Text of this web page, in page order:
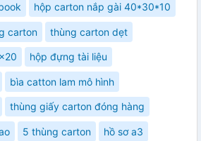
hộp carton nắp gài 40*30*10
carton thùng carton dẹt
hộp đựng tài liệu
bìa catton lam mô hình
thùng giấy carton đóng hàng
5 thùng carton hồ sơ a3